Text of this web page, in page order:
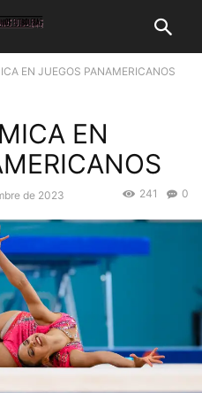
EN JUEGOS PANAMERICANOS
EN
de 2023 0
241